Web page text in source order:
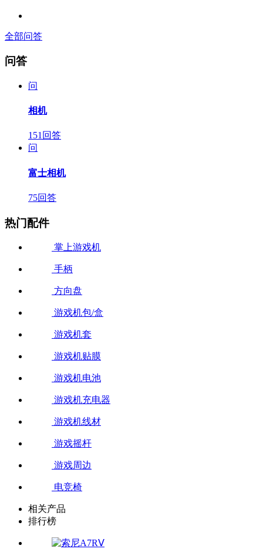
全部问答
问答
问
相机
151回答
问
富士相机
75回答
热门配件
掌上游戏机
手柄
方向盘
游戏机包/盒
游戏机套
游戏机贴膜
游戏机电池
游戏机充电器
游戏机线材
游戏摇杆
游戏周边
电竞椅
相关产品
排行榜